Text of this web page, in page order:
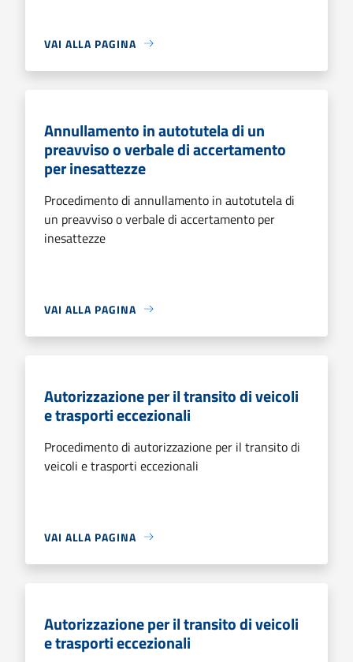
VAI ALLA PAGINA
Annullamento in autotutela di un
preavviso o verbale di accertamento
per inesattezze
Procedimento di annullamento in autotutela di
un preavviso o verbale di accertamento per
inesattezze
VAI ALLA PAGINA
Autorizzazione per il transito di veicoli
e trasporti eccezionali
Procedimento di autorizzazione per il transito di
veicoli e trasporti eccezionali
VAI ALLA PAGINA
Autorizzazione per il transito di veicoli
e trasporti eccezionali